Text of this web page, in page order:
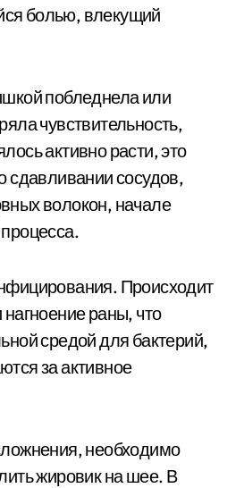
болью, влекущий
побледнела или
чувствительность,
активно расти, это
сдавливании сосудов,
волокон, начале
Происходит
раны, что
средой для бактерий,
за активное
необходимо
жировик на шее. В